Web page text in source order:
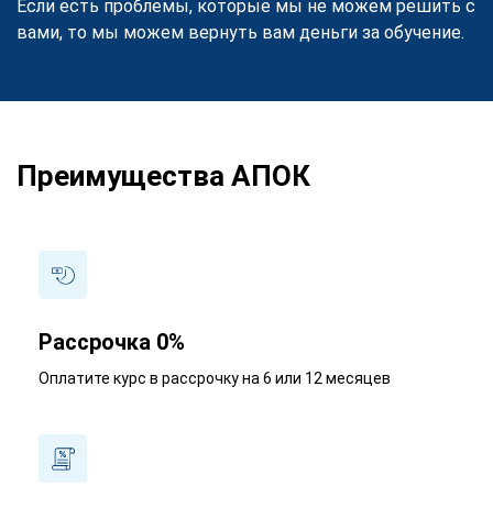
Если есть проблемы, которые мы не можем решить с
вами, то мы можем вернуть вам деньги за обучение.
Преимущества АПОК
Рассрочка 0%
Оплатите курс в рассрочку на 6 или 12 месяцев